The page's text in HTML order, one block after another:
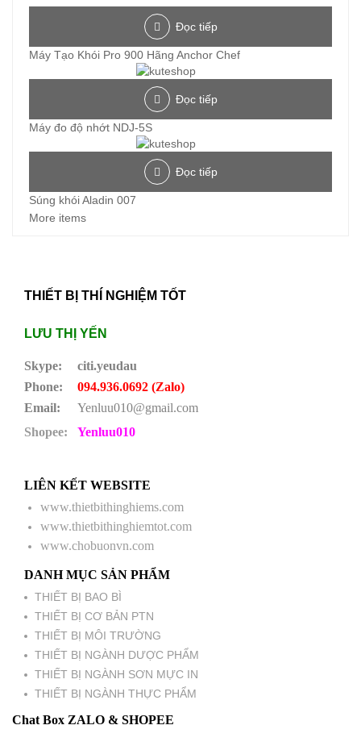
Đọc tiếp
Máy Tạo Khói Pro 900 Hãng Anchor Chef
Đọc tiếp
Máy đo độ nhớt NDJ-5S
Đọc tiếp
Súng khói Aladin 007
More items
THIẾT BỊ THÍ NGHIỆM TỐT
LƯU THỊ YẾN
Skype:
citi.yeudau
Phone:
094.936.0692 (Zalo)
Email:
Yenluu010@gmail.com
Shopee:
Yenluu010
LIÊN KẾT WEBSITE
www.thietbithinghiems.com
www.thietbithinghiemtot.com
www.chobuonvn.com
DANH MỤC SẢN PHẨM
THIẾT BỊ BAO BÌ
THIẾT BỊ CƠ BẢN PTN
THIẾT BỊ MÔI TRƯỜNG
THIẾT BỊ NGÀNH DƯỢC PHẨM
THIẾT BỊ NGÀNH SƠN MỰC IN
THIẾT BỊ NGÀNH THỰC PHẨM
Chat Box ZALO & SHOPEE